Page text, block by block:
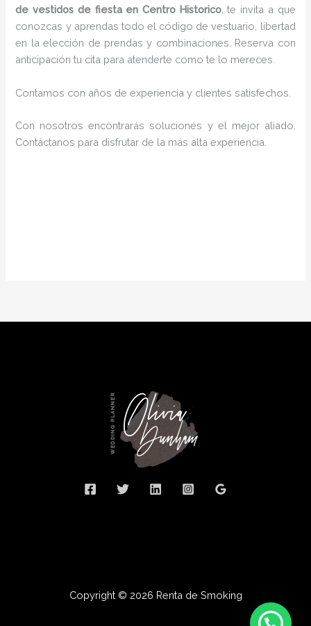
de vestidos de fiesta en Centro Historico, te invita a que
conozcas y aprendas todo el código de vestuario, libertad
en la elección de prendas y combinaciones. Reserva con
anticipación tu cita para atenderte como te lo mereces.
Contamos con años de experiencia y clientes satisfechos.
Con nosotros encontrarás soluciones y el mejor aliado.
Contáctanos para disfrutar de la más alta experiencia.
Copyright © 2026 Renta de Smoking